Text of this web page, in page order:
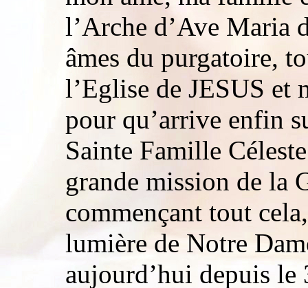
l’Arche d’Ave Maria
âmes du purgatoire,
l’Eglise de JESUS et
pour qu’arrive enfin
Sainte Famille
grande mission de la
commençant tout
lumière de Notre
aujourd’hui depuis